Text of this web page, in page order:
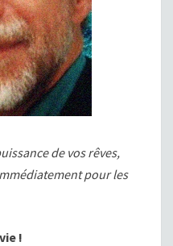
de vos rêves,
pour les
!